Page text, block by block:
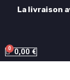
La livraison
0,00 €